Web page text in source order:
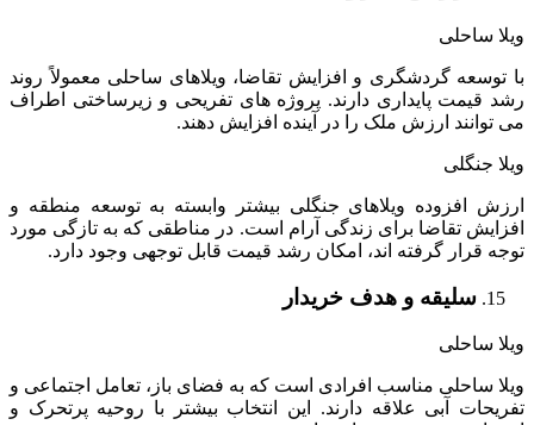
ویلا ساحلی
با توسعه گردشگری و افزایش تقاضا، ویلاهای ساحلی معمولاً روند
رشد قیمت پایداری دارند. پروژه های تفریحی و زیرساختی اطراف
می توانند ارزش ملک را در آینده افزایش دهند.
ویلا جنگلی
ارزش افزوده ویلاهای جنگلی بیشتر وابسته به توسعه منطقه و
افزایش تقاضا برای زندگی آرام است. در مناطقی که به تازگی مورد
توجه قرار گرفته اند، امکان رشد قیمت قابل توجهی وجود دارد.
سلیقه و هدف خریدار
ویلا ساحلی
ویلا ساحلی مناسب افرادی است که به فضای باز، تعامل اجتماعی و
تفریحات آبی علاقه دارند. این انتخاب بیشتر با روحیه پرتحرک و